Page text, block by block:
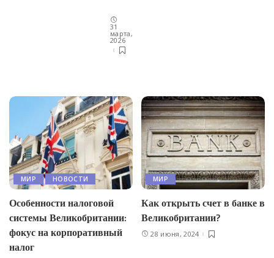
31
марта,
2026
МИР НОВОСТИ
Особенности налоговой
системы Великобритании:
фокус на корпоративный
налог
МИР
Как открыть счет в банке в
Великобритании?
28 июня, 2024